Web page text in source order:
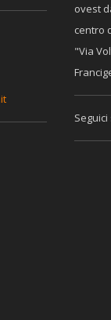
ovest
centro
"Via
Seguici